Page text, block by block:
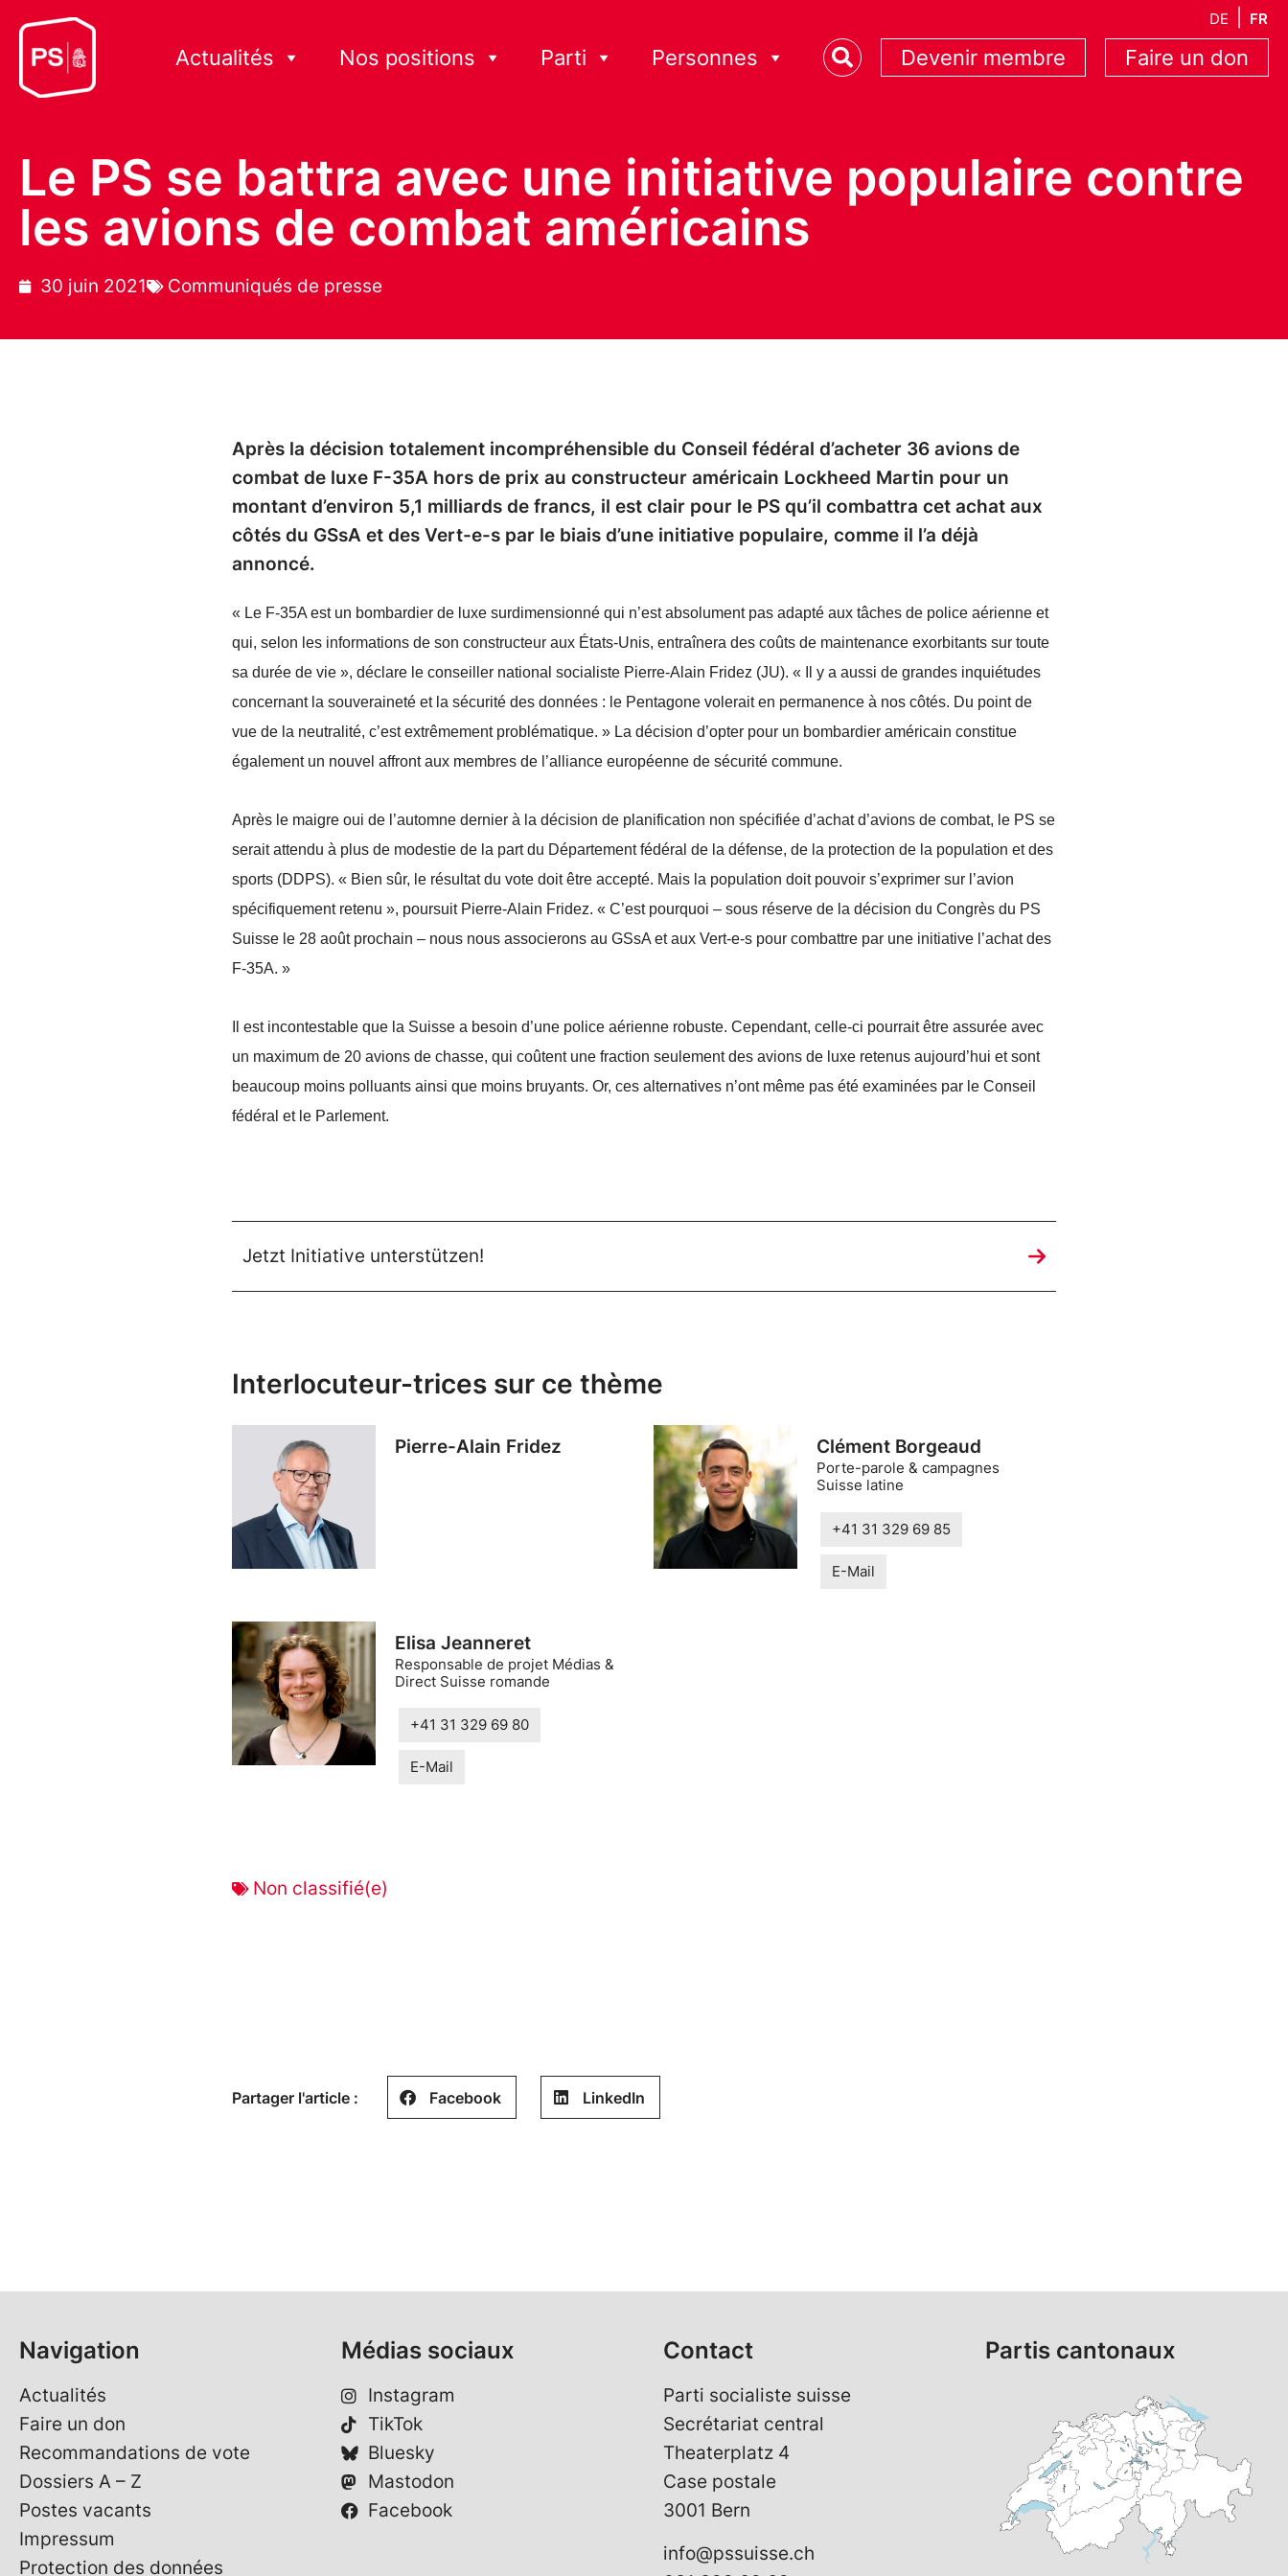
DE FR
Actualités Nos positions Parti Personnes Devenir membre Faire un don
Le PS se battra avec une initiative populaire contre
les avions de combat américains
30 juin 2021 Communiqués de presse
Après la décision totalement incompréhensible du Conseil fédéral d’acheter 36 avions de
combat de luxe F-35A hors de prix au constructeur américain Lockheed Martin pour un
montant d’environ 5,1 milliards de francs, il est clair pour le PS qu’il combattra cet achat aux
côtés du GSsA et des Vert-e-s par le biais d’une initiative populaire, comme il l’a déjà
annoncé.
« Le F-35A est un bombardier de luxe surdimensionné qui n’est absolument pas adapté aux tâches de police aérienne et
qui, selon les informations de son constructeur aux États-Unis, entraînera des coûts de maintenance exorbitants sur toute
sa durée de vie », déclare le conseiller national socialiste Pierre-Alain Fridez (JU). « Il y a aussi de grandes inquiétudes
concernant la souveraineté et la sécurité des données : le Pentagone volerait en permanence à nos côtés. Du point de
vue de la neutralité, c’est extrêmement problématique. » La décision d’opter pour un bombardier américain constitue
également un nouvel affront aux membres de l’alliance européenne de sécurité commune.
Après le maigre oui de l’automne dernier à la décision de planification non spécifiée d’achat d’avions de combat, le PS se
serait attendu à plus de modestie de la part du Département fédéral de la défense, de la protection de la population et des
sports (DDPS). « Bien sûr, le résultat du vote doit être accepté. Mais la population doit pouvoir s’exprimer sur l’avion
spécifiquement retenu », poursuit Pierre-Alain Fridez. « C’est pourquoi – sous réserve de la décision du Congrès du PS
Suisse le 28 août prochain – nous nous associerons au GSsA et aux Vert-e-s pour combattre par une initiative l’achat des
F-35A. »
Il est incontestable que la Suisse a besoin d’une police aérienne robuste. Cependant, celle-ci pourrait être assurée avec
un maximum de 20 avions de chasse, qui coûtent une fraction seulement des avions de luxe retenus aujourd’hui et sont
beaucoup moins polluants ainsi que moins bruyants. Or, ces alternatives n’ont même pas été examinées par le Conseil
fédéral et le Parlement.
Jetzt Initiative unterstützen!
Interlocuteur-trices sur ce thème
Pierre-Alain Fridez Clément Borgeaud
Porte-parole & campagnes
Suisse latine
+41 31 329 69 85
E-Mail
Elisa Jeanneret
Responsable de projet Médias &
Direct Suisse romande
+41 31 329 69 80
E-Mail
Non classifié(e)
Partager l'article : Facebook LinkedIn
Navigation
Actualités
Faire un don
Recommandations de vote
Dossiers A – Z
Postes vacants
Impressum
Protection des données
Médias sociaux
Instagram
TikTok
Bluesky
Mastodon
Facebook
Contact
Parti socialiste suisse
Secrétariat central
Theaterplatz 4
Case postale
3001 Bern
info@pssuisse.ch
Partis cantonaux